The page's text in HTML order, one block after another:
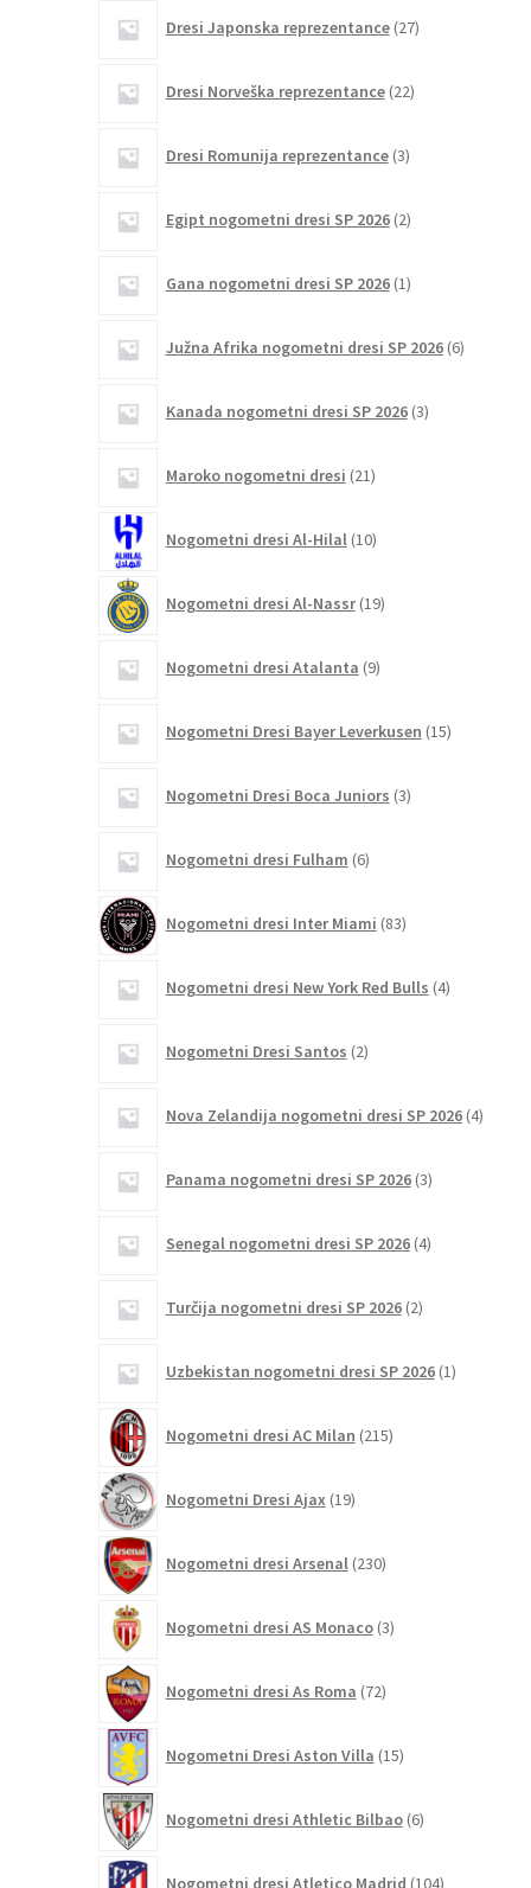
Dresi Japonska reprezentance 27izdelkov
Dresi Norveška reprezentance 22izdelkov
Dresi Romunija reprezentance 3izdelki
Egipt nogometni dresi SP 2026 2izdelka
Gana nogometni dresi SP 2026 1izdelek
Južna Afrika nogometni dresi SP 2026 6izdelkov
Kanada nogometni dresi SP 2026 3izdelki
Maroko nogometni dresi 21izdelkov
Nogometni dresi Al-Hilal 10izdelkov
Nogometni dresi Al-Nassr 19izdelkov
Nogometni dresi Atalanta 9izdelkov
Nogometni Dresi Bayer Leverkusen 15izdelkov
Nogometni Dresi Boca Juniors 3izdelki
Nogometni dresi Fulham 6izdelkov
Nogometni dresi Inter Miami 83izdelkov
Nogometni dresi New York Red Bulls 4izdelki
Nogometni Dresi Santos 2izdelka
Nova Zelandija nogometni dresi SP 2026 4izdelki
Panama nogometni dresi SP 2026 3izdelki
Senegal nogometni dresi SP 2026 4izdelki
Turčija nogometni dresi SP 2026 2izdelka
Uzbekistan nogometni dresi SP 2026 1izdelek
Nogometni dresi AC Milan 215izdelkov
Nogometni Dresi Ajax 19izdelkov
Nogometni dresi Arsenal 230izdelkov
Nogometni dresi AS Monaco 3izdelki
Nogometni dresi As Roma 72izdelkov
Nogometni Dresi Aston Villa 15izdelkov
Nogometni dresi Athletic Bilbao 6izdelkov
Nogometni dresi Atletico Madrid 104